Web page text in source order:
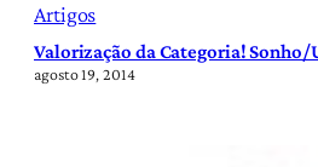
Artigos
Valorização da Categoria! Sonho/
agosto 19, 2014